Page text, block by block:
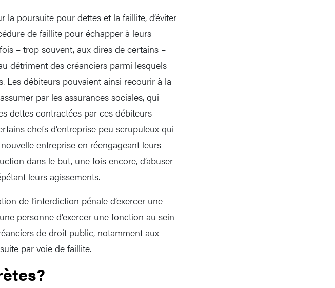
la poursuite pour dettes et la faillite, d’éviter
de faillite pour échapper à leurs
– trop souvent, aux dires de certains –
détriment des créanciers parmi lesquels
Les débiteurs pouvaient ainsi recourir à la
par les assurances sociales, qui
dettes contractées par ces débiteurs
chefs d’entreprise peu scrupuleux qui
entreprise en réengageant leurs
dans le but, une fois encore, d’abuser
leurs agissements.
de l’interdiction pénale d’exercer une
personne d’exercer une fonction au sein
de droit public, notamment aux
par voie de faillite.